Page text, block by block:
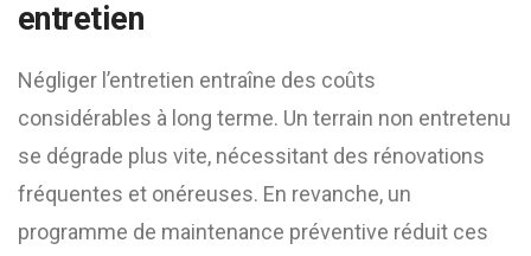
entretien
Négliger l’entretien entraîne des coûts
considérables à long terme. Un terrain non entretenu
se dégrade plus vite, nécessitant des rénovations
fréquentes et onéreuses. En revanche, un
programme de maintenance préventive réduit ces